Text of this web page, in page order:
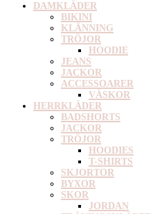
DAMKLÄDER
BIKINI
KLÄNNING
TRÖJOR
HOODIE
JEANS
JACKOR
ACCESSOARER
VÄSKOR
HERRKLÄDER
BADSHORTS
JACKOR
TRÖJOR
HOODIES
T-SHIRTS
SKJORTOR
BYXOR
SKOR
JORDAN